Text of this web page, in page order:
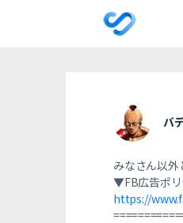
バ
みなさん以外
▼FB広告ポリ
https://